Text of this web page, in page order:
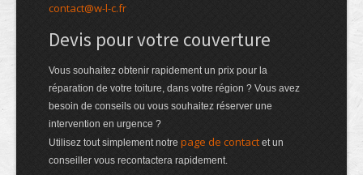
contact@w-l-c.fr
Devis pour votre couverture
Vous souhaitez obtenir rapidement un prix pour la
réparation de votre toiture, dans votre région ? Vous avez
besoin de conseils ou vous souhaitez réserver une
intervention en urgence ?
Utilisez tout simplement notre page de contact et un
conseiller vous recontactera rapidement.